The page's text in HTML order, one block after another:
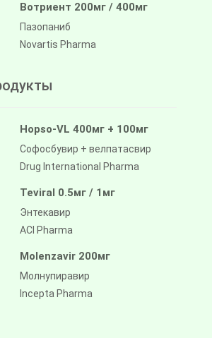
Вотриент 200мг / 400мг
Пазопаниб
Novartis Pharma
Hopso-VL 400мг + 100мг
Софосбувир + велпатасвир
Drug International Pharma
Teviral 0.5мг / 1мг
Энтекавир
ACI Pharma
Molenzavir 200мг
Молнупиравир
Incepta Pharma